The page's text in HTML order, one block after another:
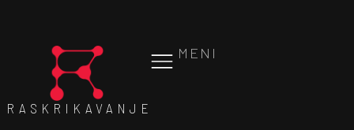
MENI
RASKRIKAVANJE